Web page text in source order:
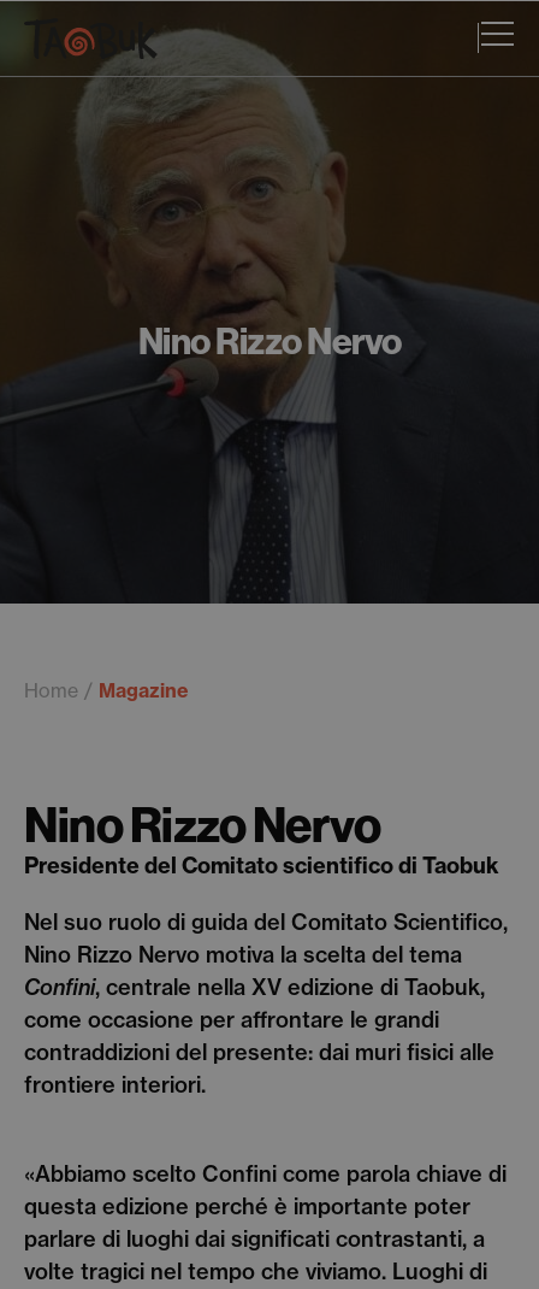
Nino Rizzo Nervo
Home Magazine
Nino Rizzo Nervo
Presidente del Comitato scientifico di Taobuk
Nel suo ruolo di guida del Comitato Scientifico,
Nino Rizzo Nervo motiva la scelta del tema
Confini, centrale nella XV edizione di Taobuk,
come occasione per affrontare le grandi
contraddizioni del presente: dai muri fisici alle
frontiere interiori.
«Abbiamo scelto Confini come parola chiave di
questa edizione perché è importante poter
parlare di luoghi dai significati contrastanti, a
volte tragici nel tempo che viviamo. Luoghi di